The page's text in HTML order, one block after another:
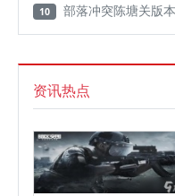
10 部落冲突陈塘关版
资讯热点